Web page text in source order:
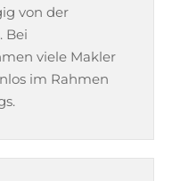
von der
Bei
viele Makler
im Rahmen